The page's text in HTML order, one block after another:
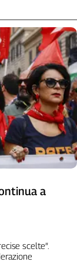
a
scelte”.